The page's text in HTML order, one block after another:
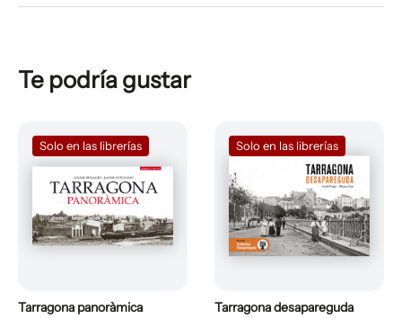
Te podría gustar
Solo en las librerías
Tarragona panoràmica
Solo en las librerías
Tarragona desapareguda